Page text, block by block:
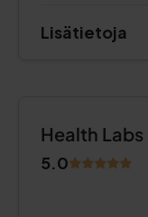
Lisätietoja
Health
5.0